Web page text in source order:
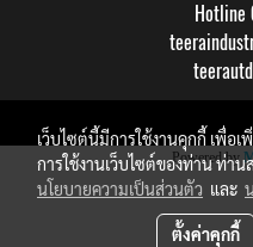
Hotline
Copy right
Powered by
เว็บไซต์นี้มีการใช้งานคุกกี้ เพื่
การใช้งานเว็บไซต์ของท่าน ท่า
นโยบายความเป็นส่วนตัว และ
ตั้งค่าคุกกี้